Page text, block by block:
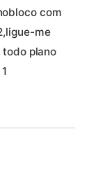
com
me
todo plano